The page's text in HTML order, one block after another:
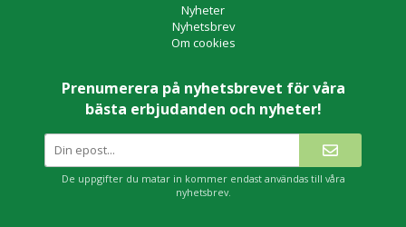
Nyheter
Nyhetsbrev
Om cookies
Prenumerera på nyhetsbrevet för våra
bästa erbjudanden och nyheter!
De uppgifter du matar in kommer endast användas till våra
nyhetsbrev.